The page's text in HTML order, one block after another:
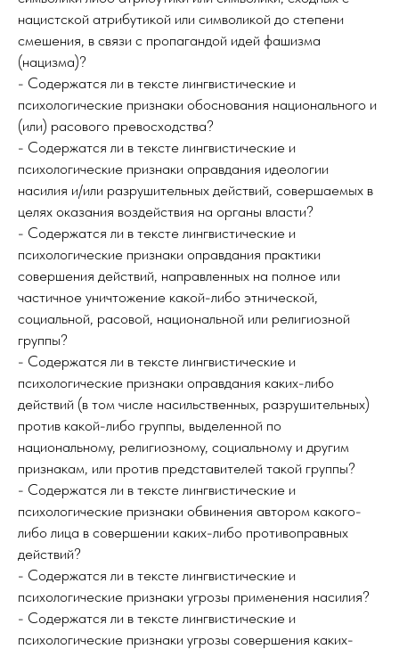
нацистской атрибутикой или символикой до степени
смешения, в связи с пропагандой идей фашизма
(нацизма)?
- Содержатся ли в тексте лингвистические и
психологические признаки обоснования национального и
(или) расового превосходства?
- Содержатся ли в тексте лингвистические и
психологические признаки оправдания идеологии
насилия и/или разрушительных действий, совершаемых в
целях оказания воздействия на органы власти?
- Содержатся ли в тексте лингвистические и
психологические признаки оправдания практики
совершения действий, направленных на полное или
частичное уничтожение какой-либо этнической,
социальной, расовой, национальной или религиозной
группы?
- Содержатся ли в тексте лингвистические и
психологические признаки оправдания каких-либо
действий (в том числе насильственных, разрушительных)
против какой-либо группы, выделенной по
национальному, религиозному, социальному и другим
признакам, или против представителей такой группы?
- Содержатся ли в тексте лингвистические и
психологические признаки обвинения автором какого-
либо лица в совершении каких-либо противоправных
действий?
- Содержатся ли в тексте лингвистические и
психологические признаки угрозы применения насилия?
- Содержатся ли в тексте лингвистические и
психологические признаки угрозы совершения каких-